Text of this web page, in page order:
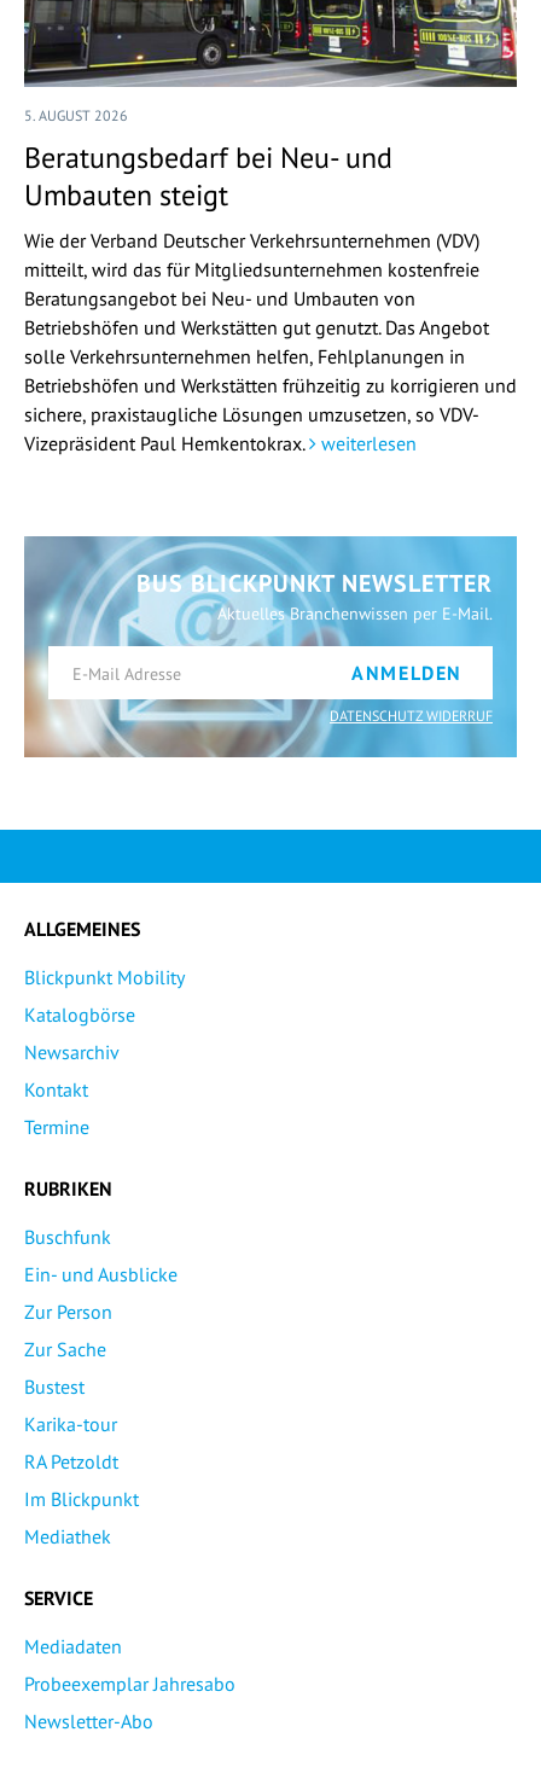
5. AUGUST 2026
Beratungsbedarf bei Neu- und
Umbauten steigt
Wie der Verband Deutscher Verkehrsunternehmen (VDV)
mitteilt, wird das für Mitgliedsunternehmen kostenfreie
Beratungsangebot bei Neu- und Umbauten von
Betriebshöfen und Werkstätten gut genutzt. Das Angebot
solle Verkehrsunternehmen helfen, Fehlplanungen in
Betriebshöfen und Werkstätten frühzeitig zu korrigieren und
sichere, praxistaugliche Lösungen umzusetzen, so VDV-
Vizepräsident Paul Hemkentokrax.
weiterlesen
BUS BLICKPUNKT NEWSLETTER
Aktuelles Branchenwissen per E-Mail.
ANMELDEN
DATENSCHUTZ WIDERRUF
ALLGEMEINES
Blickpunkt Mobility
Katalogbörse
Newsarchiv
Kontakt
Termine
RUBRIKEN
Buschfunk
Ein- und Ausblicke
Zur Person
Zur Sache
Bustest
Karika-tour
RA Petzoldt
Im Blickpunkt
Mediathek
SERVICE
Mediadaten
Probeexemplar Jahresabo
Newsletter-Abo